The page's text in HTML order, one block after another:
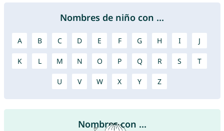
Nombres de niño con ...
A B C D E F G H I J
K L M N O P Q R S T
U V W X Y Z
Nombres con ...